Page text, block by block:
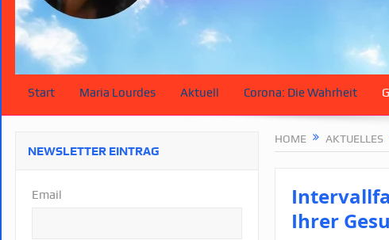
Start Maria Lourdes Aktuell Corona: Die Wahrheit
HOME AKTUELLES
Ihrer
NEWSLETTER EINTRAG
Email